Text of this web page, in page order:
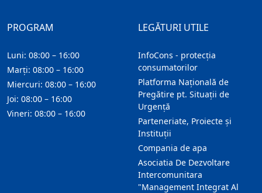
LEGĂTURI UTILE
InfoCons - protecția
consumatorilor
Platforma Națională de
Pregătire pt. Situații de
Urgență
Parteneriate, Proiecte și
Instituții
Compania de apa
Asociatia De Dezvoltare
Intercomunitara
"Management Integrat Al
PROGRAM
Luni: 08:00 – 16:00
Marți: 08:00 – 16:00
Miercuri: 08:00 – 16:00
Joi: 08:00 – 16:00
Vineri: 08:00 – 16:00